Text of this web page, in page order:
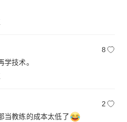
8
技术。
2
当教练的成本太低了